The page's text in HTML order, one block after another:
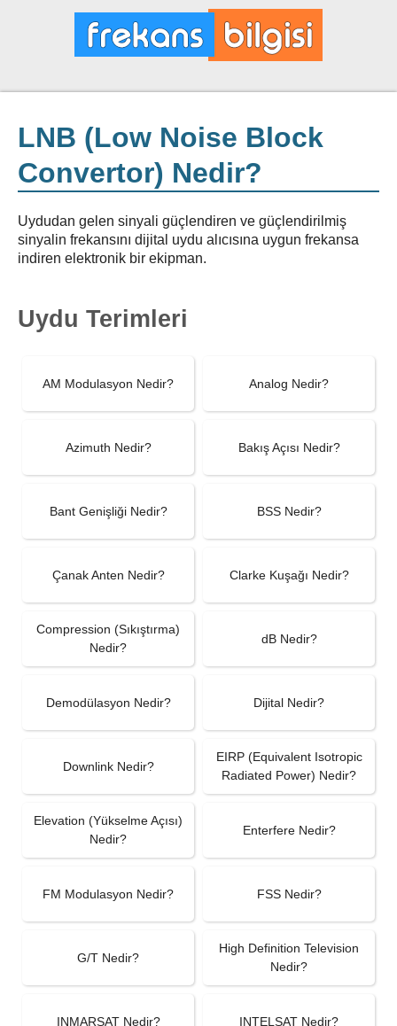
LNB (Low Noise Block
Convertor) Nedir?
Uydudan gelen sinyali güçlendiren ve güçlendirilmiş
sinyalin frekansını dijital uydu alıcısına uygun frekansa
indiren elektronik bir ekipman.
Uydu Terimleri
AM Modulasyon Nedir? Analog Nedir?
Azimuth Nedir? Bakış Açısı Nedir?
Bant Genişliği Nedir? BSS Nedir?
Çanak Anten Nedir? Clarke Kuşağı Nedir?
Compression (Sıkıştırma)
Nedir?
dB Nedir?
Demodülasyon Nedir? Dijital Nedir?
Downlink Nedir?
EIRP (Equivalent Isotropic
Radiated Power) Nedir?
Elevation (Yükselme Açısı)
Nedir?
Enterfere Nedir?
FM Modulasyon Nedir? FSS Nedir?
G/T Nedir?
High Definition Television
Nedir?
INMARSAT Nedir? INTELSAT Nedir?